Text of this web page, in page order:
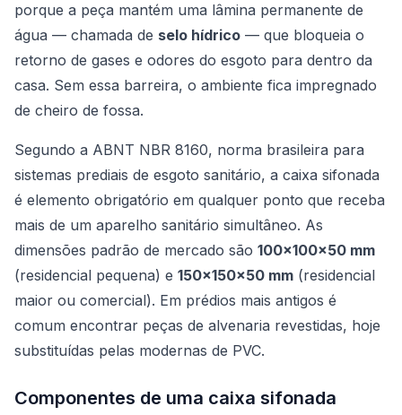
porque a peça mantém uma lâmina permanente de
água — chamada de selo hídrico — que bloqueia o
retorno de gases e odores do esgoto para dentro da
casa. Sem essa barreira, o ambiente fica impregnado
de cheiro de fossa.
Segundo a ABNT NBR 8160, norma brasileira para
sistemas prediais de esgoto sanitário, a caixa sifonada
é elemento obrigatório em qualquer ponto que receba
mais de um aparelho sanitário simultâneo. As
dimensões padrão de mercado são 100x100x50 mm
(residencial pequena) e 150x150x50 mm (residencial
maior ou comercial). Em prédios mais antigos é
comum encontrar peças de alvenaria revestidas, hoje
substituídas pelas modernas de PVC.
Componentes de uma caixa sifonada